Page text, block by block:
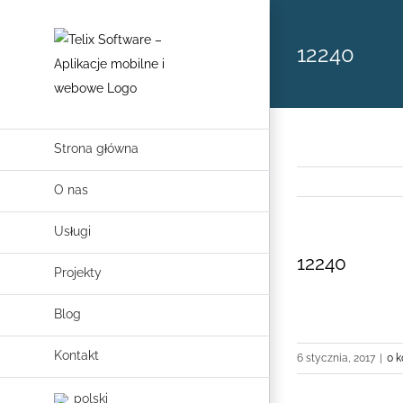
Strona główna
O nas
Usługi
Projekty
Blog
Kontakt
polski
12240
12240
6 stycznia, 2017 0